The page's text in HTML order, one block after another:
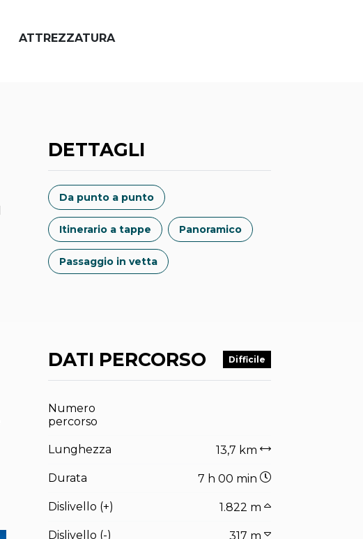
ATTREZZATURA
DETTAGLI
Da punto a punto
Itinerario a tappe Panoramico
Passaggio in vetta
DATI PERCORSO Difficile
Numero
percorso
Lunghezza 13,7 km
Durata 7 h 00 min
Dislivello (+) 1.822 m
Dislivello (-) 317 m